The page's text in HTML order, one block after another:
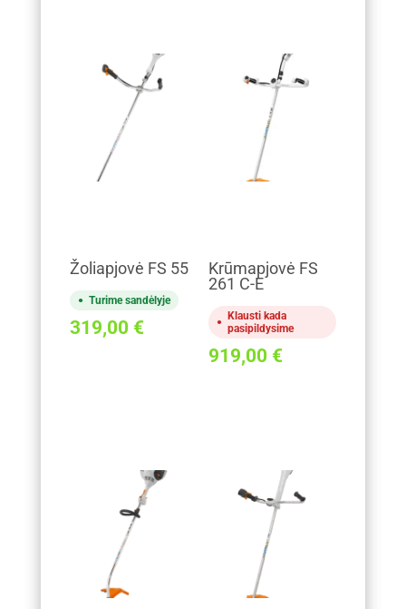
Žoliapjovė FS 55
Turime sandėlyje
319,00 €
Krūmapjovė FS
261 C-E
Klausti kada
pasipildysime
919,00 €